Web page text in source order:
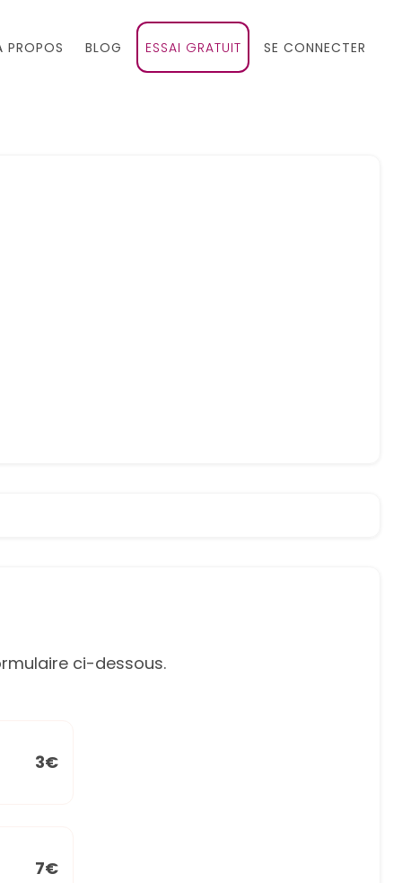
PROPOS BLOG ESSAI GRATUIT SE CONNECTER
ci-dessous.
3€
7€